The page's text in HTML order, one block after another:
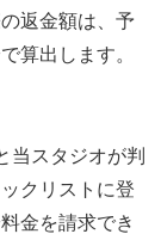
返金額は、予
算出します。
当スタジオが判
クリストに登
金を請求でき